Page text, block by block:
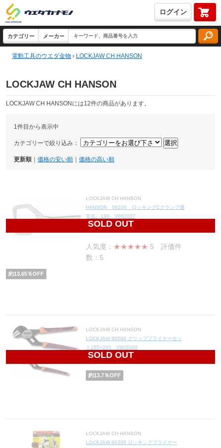
ログイン
電動工具のウエダ金物 › LOCKJAW CH HANSON
LOCKJAW CH HANSON
LOCKJAW CH HANSONには12件の商品があります。
1件目から表示中
カテゴリーで絞り込み：
更新順 価格の安い順 価格の高い順
SOLD OUT
LOCKJAW CH HANSON
HANSON 06200 ロッキングCクランプ通
常先 180 V062007
2,435
人気度： ★★★★★ 5 評価件
数：5
約13.65％OFF
SOLD OUT
LOCKJAW CH HANSON
LOCKJAW 80500 グリッププライヤーセッ
ト165+240 V805000
3,180
約13.7％OFF
LOCKJAW CH HANSON
LOCKJAW 80305 ロッキングプライヤー